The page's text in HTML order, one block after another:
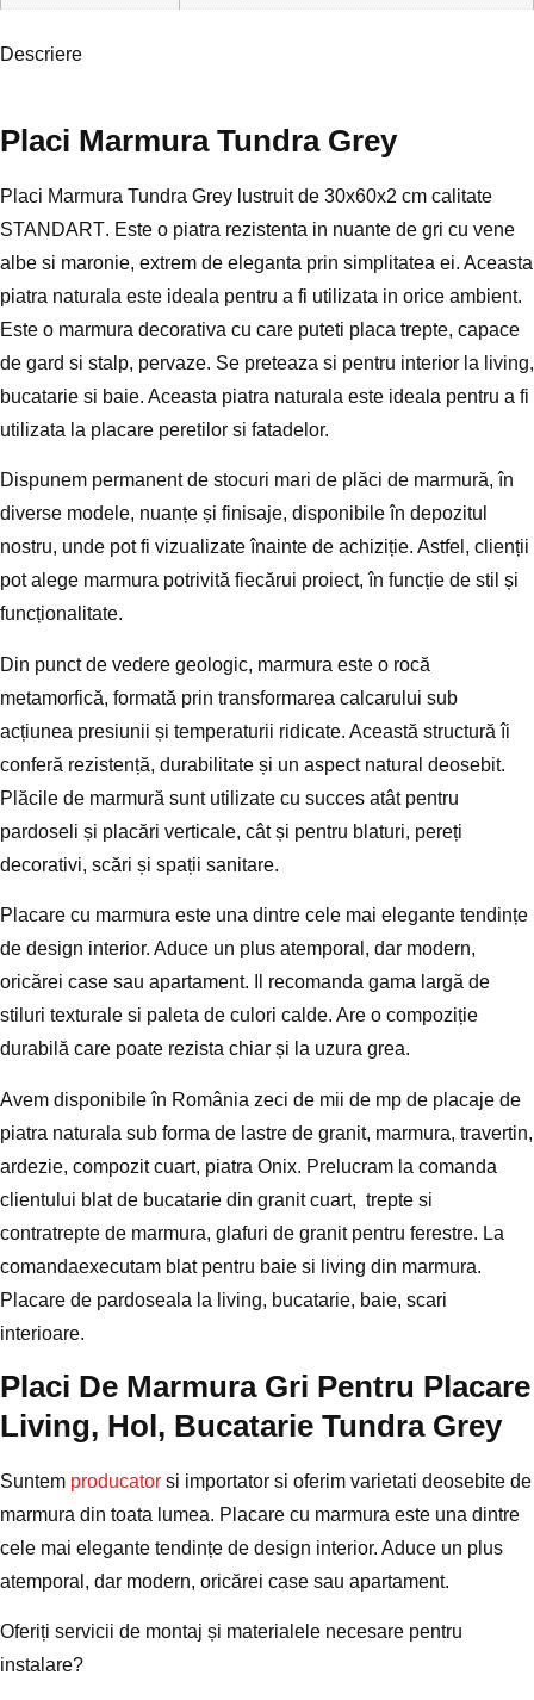
Descriere
Placi Marmura Tundra Grey
Placi Marmura Tundra Grey lustruit de 30x60x2 cm calitate
STANDART. Este o piatra rezistenta in nuante de gri cu vene
albe si maronie, extrem de eleganta prin simplitatea ei. Aceasta
piatra naturala este ideala pentru a fi utilizata in orice ambient.
Este o marmura decorativa cu care puteti placa trepte, capace
de gard si stalp, pervaze. Se preteaza si pentru interior la living,
bucatarie si baie. Aceasta piatra naturala este ideala pentru a fi
utilizata la placare peretilor si fatadelor.
Dispunem permanent de stocuri mari de plăci de marmură, în
diverse modele, nuanțe și finisaje, disponibile în depozitul
nostru, unde pot fi vizualizate înainte de achiziție. Astfel, clienții
pot alege marmura potrivită fiecărui proiect, în funcție de stil și
funcționalitate.
Din punct de vedere geologic, marmura este o rocă
metamorfică, formată prin transformarea calcarului sub
acțiunea presiunii și temperaturii ridicate. Această structură îi
conferă rezistență, durabilitate și un aspect natural deosebit.
Plăcile de marmură sunt utilizate cu succes atât pentru
pardoseli și placări verticale, cât și pentru blaturi, pereți
decorativi, scări și spații sanitare.
Placare cu marmura este una dintre cele mai elegante tendințe
de design interior. Aduce un plus atemporal, dar modern,
oricărei case sau apartament. Il recomanda gama largă de
stiluri texturale si paleta de culori calde. Are o compoziție
durabilă care poate rezista chiar și la uzura grea.
Avem disponibile în România zeci de mii de mp de placaje de
piatra naturala sub forma de lastre de granit, marmura, travertin,
ardezie, compozit cuart, piatra Onix. Prelucram la comanda
clientului blat de bucatarie din granit cuart, trepte si
contratrepte de marmura, glafuri de granit pentru ferestre. La
comandaexecutam blat pentru baie si living din marmura.
Placare de pardoseala la living, bucatarie, baie, scari
interioare.
Placi De Marmura Gri Pentru Placare
Living, Hol, Bucatarie Tundra Grey
Suntem producator si importator si oferim varietati deosebite de
marmura din toata lumea. Placare cu marmura este una dintre
cele mai elegante tendințe de design interior. Aduce un plus
atemporal, dar modern, oricărei case sau apartament.
Oferiți servicii de montaj și materialele necesare pentru
instalare?